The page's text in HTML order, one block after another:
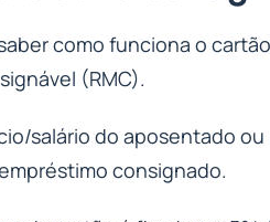
como funciona o
(RMC).
salário do aposentado ou
consignado.